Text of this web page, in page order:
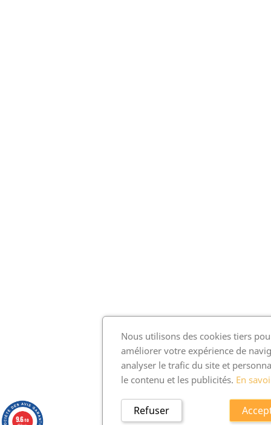
Nous utilisons des cookies tiers
améliorer votre expérience de
analyser le trafic du site et
le contenu et les publicités. En
Refuser
9.6/10